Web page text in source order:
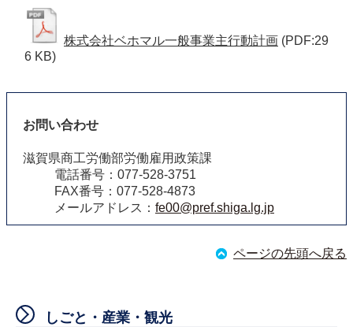
株式会社ベホマル一般事業主行動計画 (PDF:29
6 KB)
お問い合わせ
滋賀県商工労働部労働雇用政策課
電話番号：077-528-3751
FAX番号：077-528-4873
メールアドレス： fe00@pref.shiga.lg.jp
ページの先頭へ戻る
しごと・産業・観光